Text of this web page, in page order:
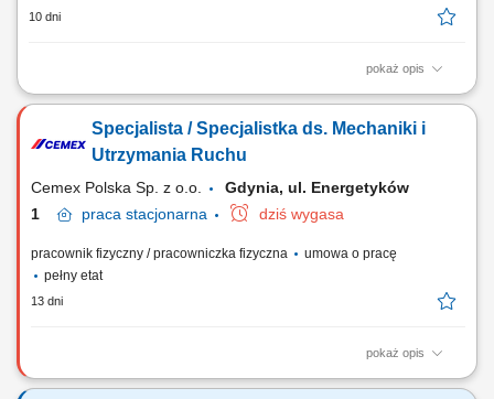
10 dni
pokaż opis
Zakres obowiązków: zapewnienie ciągłości i niezawodności pracy
eliminacja, monitorowanie stanu technicznego maszyn i urządzeń,
wykonywanie napraw bieżących oraz konserwacji maszyn
Specjalista / Specjalistka ds. Mechaniki i
Utrzymania Ruchu
Cemex Polska Sp. z o.o.
Gdynia, ul. Energetyków
1
praca stacjonarna dziś wygasa
pracownik fizyczny / pracowniczka fizyczna
umowa o pracę
pełny etat
13 dni
pokaż opis
Opis stanowiska Nadzór nad sprawnością techniczną maszyn i